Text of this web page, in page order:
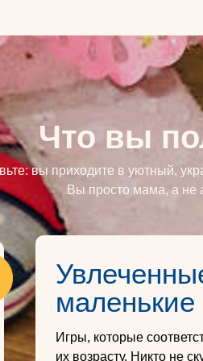
маленькие
вы приходите в уютный,
Вы просто мама, а не
Игры, которые
их возрасту. Никто не
Что вы